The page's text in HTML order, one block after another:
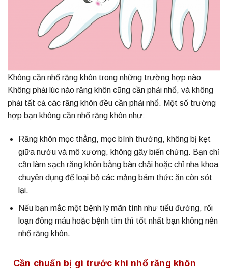
Không cần nhổ răng khôn trong những trường hợp nào
Không phải lúc nào răng khôn cũng cần phải nhổ, và không
phải tất cả các răng khôn đều cần phải nhổ. Một số trường
hợp bạn không cần nhổ răng khôn như:
Răng khôn mọc thẳng, mọc bình thường, không bị kẹt
giữa nướu và mô xương, không gây biến chứng. Bạn chỉ
cần làm sạch răng khôn bằng bàn chải hoặc chỉ nha khoa
chuyên dụng để loại bỏ các mảng bám thức ăn còn sót
lại.
Nếu bạn mắc một bệnh lý mãn tính như tiểu đường, rối
loạn đông máu hoặc bệnh tim thì tốt nhất bạn không nên
nhổ răng khôn.
Cần chuẩn bị gì trước khi nhổ răng khôn